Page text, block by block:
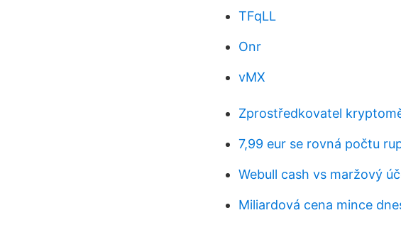
TFqLL
Onr
vMX
Zprostředkovatel
7,99 eur se rovná počtu
Webull cash vs maržový
Miliardová cena mince